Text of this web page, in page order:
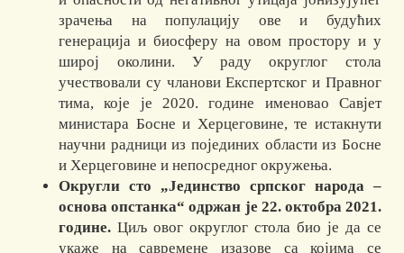
зрачења на популацију ове и будућих
генерација и биосферу на овом простору и у
широј околини. У раду округлог стола
учествовали су чланови Експертског и Правног
тима, које је 2020. године именовао Савјет
министара Босне и Херцеговине, те истакнути
научни радници из појединих области из Босне
и Херцеговине и непосредног окружења.
Округли сто „Јединство српског народа –
основа опстанка“ одржан је 22. октобра 2021.
године. Циљ овог округлог стола био је да се
укаже на савремене изазове са којима се